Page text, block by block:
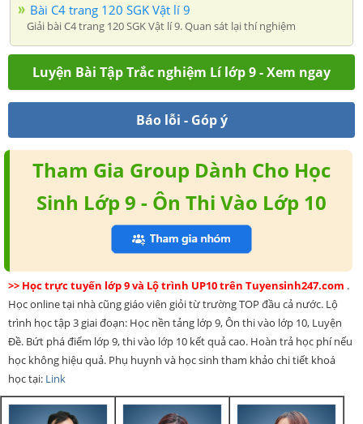
Bài C4 trang 120 SGK Vật lí 9
Giải bài C4 trang 120 SGK Vật lí 9. Quan sát lại thí nghiệm
Luyện Bài Tập Trắc nghiệm Lí lớp 9 - Xem ngay
Báo lỗi - Góp ý
Tham Gia Group Dành Cho Học
Sinh Lớp 9 - Ôn Thi Vào Lớp 10
>> Học trực tuyến lớp 9 và Lộ trình UP10 trên Tuyensinh247.com .
Học online tại nhà cũng giáo viên giỏi từ trường TOP đầu cả nước. Lộ
trình học tập 3 giai đoạn: Học nền tảng lớp 9, Ôn thi vào lớp 10, Luyện
Đề. Bứt phá điểm lớp 9, thi vào lớp 10 kết quả cao. Hoàn trả học phí nếu
học không hiệu quả. Phụ huynh và học sinh tham khảo chi tiết khoá
học tại: Link